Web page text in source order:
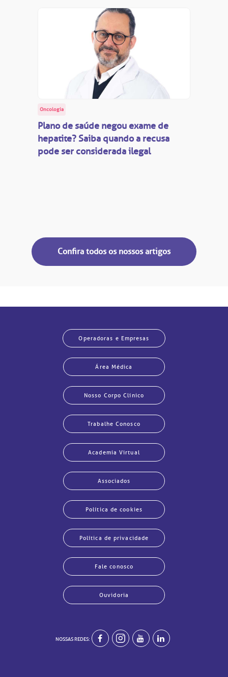
Saiba mais
CEP: 01438-000 | Jardim Paulista
Oncologia
Plano de saúde negou exame de
hepatite? Saiba quando a recusa
pode ser considerada ilegal
Confira todos os nossos artigos
Operadoras e Empresas
Área Médica
Nosso Corpo Clínico
Trabalhe Conosco
Academia Virtual
Associados
Política de cookies
Política de privacidade
Fale conosco
Ouvidoria
NOSSAS REDES: